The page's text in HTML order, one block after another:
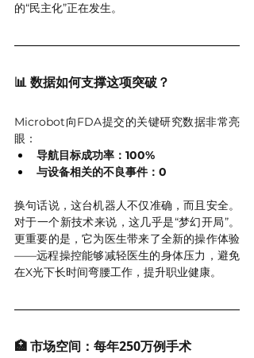
的“民主化”正在发生。
📊 数据如何支撑这项突破？
Microbot向FDA提交的关键研究数据非常亮
眼：
导航目标成功率：100%
与设备相关的不良事件：0
换句话说，这台机器人不仅准确，而且安全。
对于一个新技术来说，这几乎是“梦幻开局”。
更重要的是，它为医生带来了全新的操作体验
——远程操控能够减轻医生的身体压力，避免
在X光下长时间弯腰工作，提升职业健康。
🏥 市场空间：每年250万例手术